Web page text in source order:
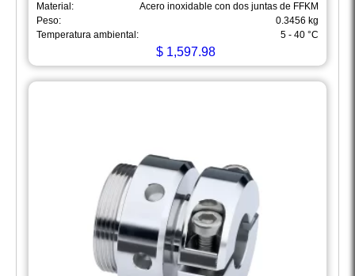
Material:
Acero inoxidable con dos juntas de FFKM
Peso:
0.3456 kg
Temperatura ambiental:
5 - 40 °C
$1,597.98